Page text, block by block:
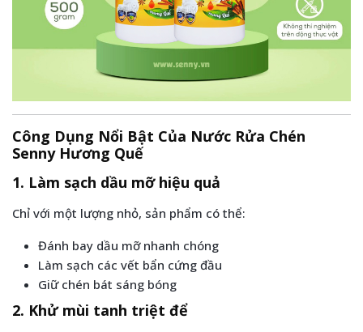
Công Dụng Nổi Bật Của Nước Rửa Chén
Senny Hương Quế
1. Làm sạch dầu mỡ hiệu quả
Chỉ với một lượng nhỏ, sản phẩm có thể:
Đánh bay dầu mỡ nhanh chóng
Làm sạch các vết bẩn cứng đầu
Giữ chén bát sáng bóng
2. Khử mùi tanh triệt để